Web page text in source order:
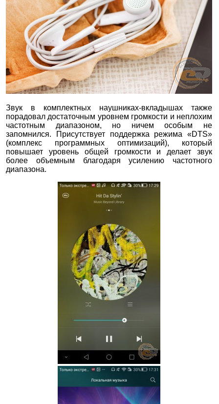
Звук в комплектных наушниках-вкладышах также
порадовал достаточным уровнем громкости и неплохим
частотным диапазоном, но ничем особым не
запомнился. Присутствует поддержка режима «DTS»
(комплекс программных оптимизаций), который
повышает уровень общей громкости и делает звук
более объемным благодаря усилению частотного
диапазона.